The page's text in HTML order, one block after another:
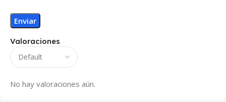
Valoraciones
No hay valoraciones aún.